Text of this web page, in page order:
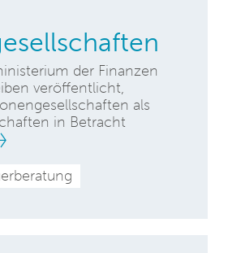
der Finanzen
veröffentlicht,
als
in Betracht